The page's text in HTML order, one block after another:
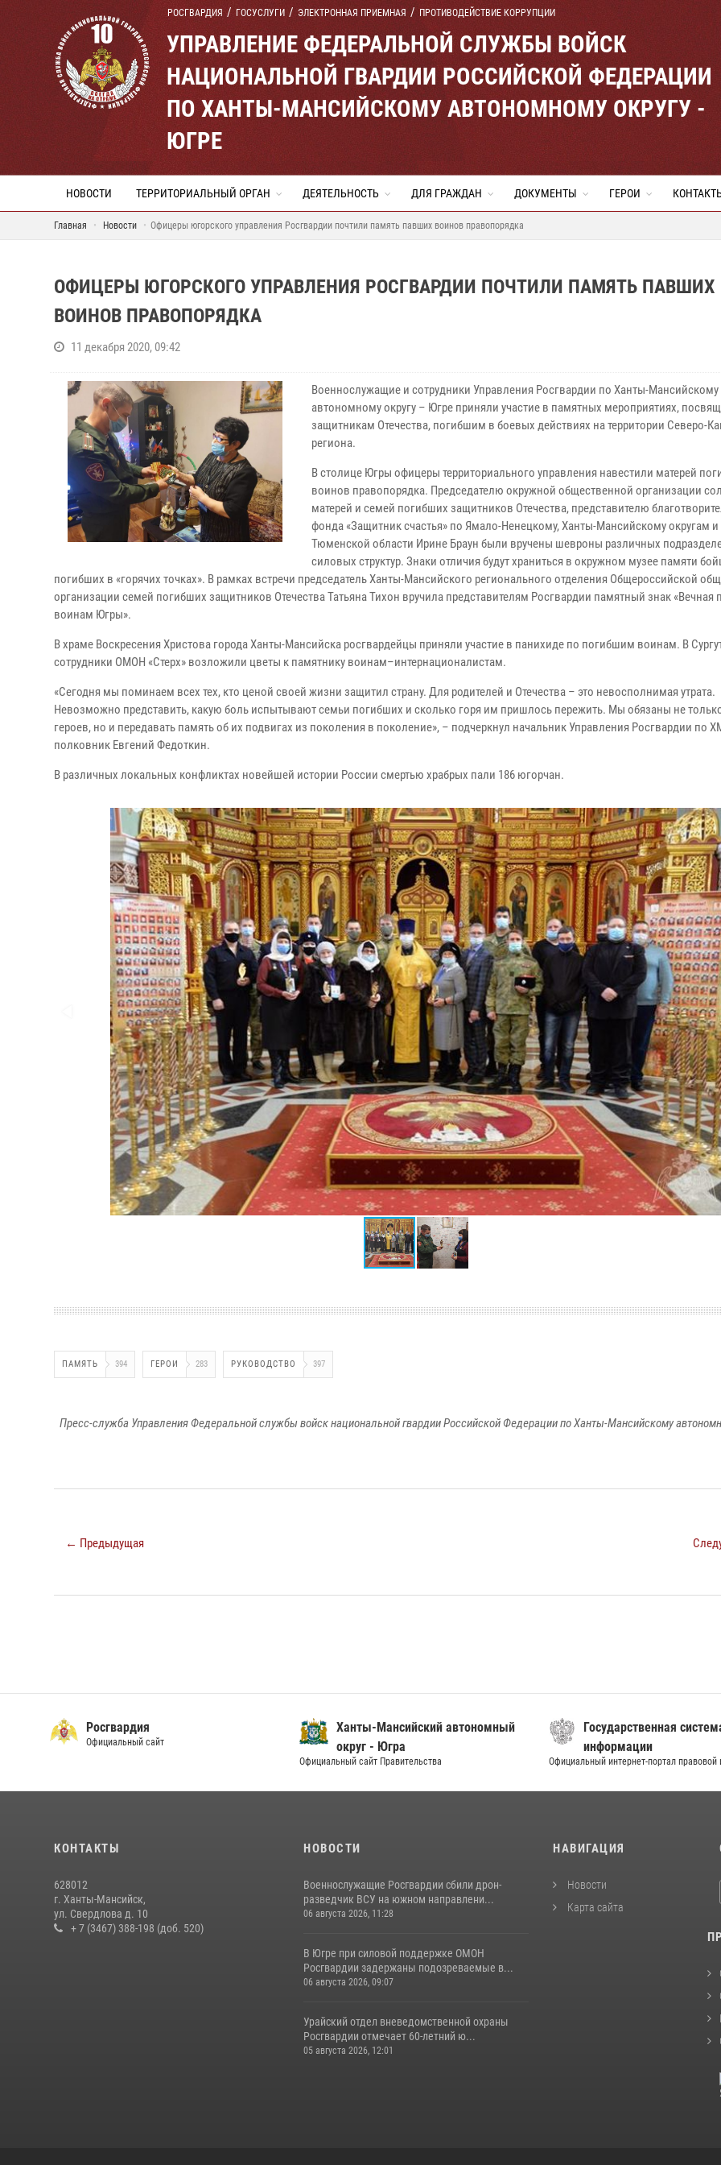
РОСГВАРДИЯ ГОСУСЛУГИ ЭЛЕКТРОННАЯ ПРИЕМНАЯ ПРОТИВОДЕЙСТВИЕ КОРРУПЦИИ
УПРАВЛЕНИЕ ФЕДЕРАЛЬНОЙ СЛУЖБЫ ВОЙСК
НАЦИОНАЛЬНОЙ ГВАРДИИ РОССИЙСКОЙ ФЕДЕРАЦИИ
ПО ХАНТЫ-МАНСИЙСКОМУ АВТОНОМНОМУ ОКРУГУ -
ЮГРЕ
НОВОСТИ ТЕРРИТОРИАЛЬНЫЙ ОРГАН ДЕЯТЕЛЬНОСТЬ ДЛЯ ГРАЖДАН ДОКУМЕНТЫ ГЕРОИ
Главная Новости Офицеры югорского управления Росгвардии почтили память павших воинов правопорядка
ОФИЦЕРЫ ЮГОРСКОГО УПРАВЛЕНИЯ РОСГВАРДИИ ПОЧТИЛИ ПАМЯТЬ ПАВШИХ
ВОИНОВ ПРАВОПОРЯДКА
11 декабря 2020, 09:42
Военнослужащие и сотрудники Управления Росгвардии по Ханты-Мансийскому
автономному округу – Югре приняли участие в памятных мероприятиях,
защитникам Отечества, погибшим в боевых действиях на территории Северо-
региона.
В столице Югры офицеры территориального управления навестили матерей
воинов правопорядка. Председателю окружной общественной организации
матерей и семей погибших защитников Отечества, представителю
фонда «Защитник счастья» по Ямало-Ненецкому, Ханты-Мансийскому округам и
Тюменской области Ирине Браун были вручены шевроны различных
силовых структур. Знаки отличия будут храниться в окружном музее памяти
погибших в «горячих точках». В рамках встречи председатель Ханты-Мансийского регионального отделения Общероссийской
организации семей погибших защитников Отечества Татьяна Тихон вручила представителям Росгвардии памятный знак «Вечная
воинам Югры».
В храме Воскресения Христова города Ханты-Мансийска росгвардейцы приняли участие в панихиде по погибшим воинам. В
сотрудники ОМОН «Стерх» возложили цветы к памятнику воинам–интернационалистам.
«Сегодня мы поминаем всех тех, кто ценой своей жизни защитил страну. Для родителей и Отечества – это невосполнимая утрата.
Невозможно представить, какую боль испытывают семьи погибших и сколько горя им пришлось пережить. Мы обязаны не
героев, но и передавать память об их подвигах из поколения в поколение», – подчеркнул начальник Управления Росгвардии по
полковник Евгений Федоткин.
В различных локальных конфликтах новейшей истории России смертью храбрых пали 186 югорчан.
ПАМЯТЬ 394 ГЕРОИ 283 РУКОВОДСТВО 397
Пресс-служба Управления Федеральной службы войск национальной гвардии Российской Федерации по Ханты-Мансийскому
← Предыдущая
Росгвардия
Официальный сайт
Ханты-Мансийский автономный
округ - Югра
Официальный сайт Правительства
Государственная
информации
Официальный интернет-портал
КОНТАКТЫ
628012
г. Ханты-Мансийск,
ул. Свердлова д. 10
+ 7 (3467) 388-198 (доб. 520)
НОВОСТИ
Военнослужащие Росгвардии сбили дрон-
разведчик ВСУ на южном направлени...
06 августа 2026, 11:28
В Югре при силовой поддержке ОМОН
Росгвардии задержаны подозреваемые в...
06 августа 2026, 09:07
Урайский отдел вневедомственной охраны
Росгвардии отмечает 60-летний ю...
05 августа 2026, 12:01
НАВИГАЦИЯ
Новости
Карта сайта